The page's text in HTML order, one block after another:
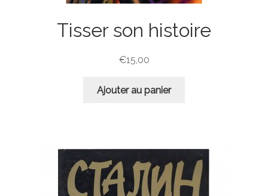
Tisser son histoire
€15,00
Ajouter au panier